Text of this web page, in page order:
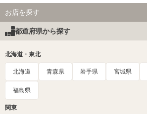
お店を探す
都道府県から探す
北海道・東北
北海道 青森県 岩手県 宮城県
福島県
関東